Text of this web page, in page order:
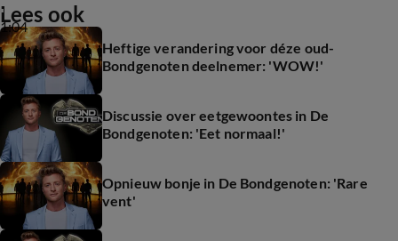
1:04
Lees ook
Heftige verandering voor déze oud-
Bondgenoten deelnemer: 'WOW!'
Discussie over eetgewoontes in De
Bondgenoten: 'Eet normaal!'
Opnieuw bonje in De Bondgenoten: 'Rare
vent'